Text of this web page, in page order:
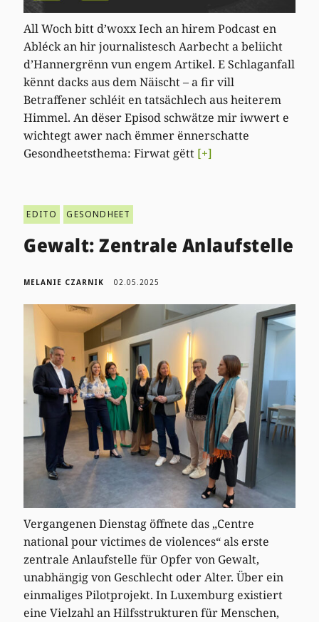
All Woch bitt d’woxx Iech an hirem Podcast en
Abléck an hir journalistesch Aarbecht a beliicht
d’Hannergrënn vun engem Artikel. E Schlaganfall
kënnt dacks aus dem Näischt – a fir vill
Betraffener schléit en tatsächlech aus heiterem
Himmel. An dëser Episod schwätze mir iwwert e
wichtegt awer nach ëmmer ënnerschatte
Gesondheetsthema: Firwat gëtt [+]
EDITO GESONDHEET
Gewalt: Zentrale Anlaufstelle
MELANIE CZARNIK 02.05.2025
Vergangenen Dienstag öffnete das „Centre
national pour victimes de violences“ als erste
zentrale Anlaufstelle für Opfer von Gewalt,
unabhängig von Geschlecht oder Alter. Über ein
einmaliges Pilotprojekt. In Luxemburg existiert
eine Vielzahl an Hilfsstrukturen für Menschen,